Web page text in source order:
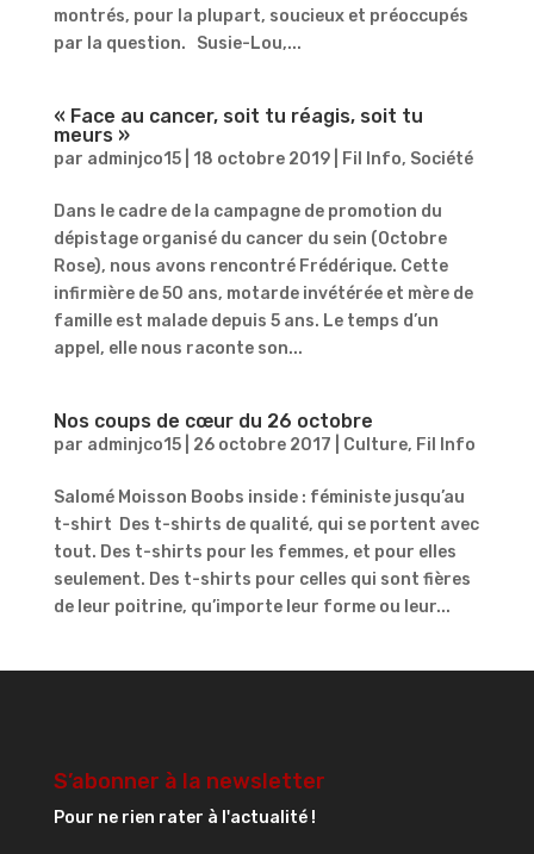
montrés, pour la plupart, soucieux et préoccupés
par la question. Susie-Lou,...
« Face au cancer, soit tu réagis, soit tu
meurs »
par adminjco15| 18 octobre 2019| Fil Info, Société
Dans le cadre de la campagne de promotion du
dépistage organisé du cancer du sein (Octobre
Rose), nous avons rencontré Frédérique. Cette
infirmière de 50 ans, motarde invétérée et mère de
famille est malade depuis 5 ans. Le temps d’un
appel, elle nous raconte son...
Nos coups de cœur du 26 octobre
par adminjco15| 26 octobre 2017 Culture, Fil Info
Salomé Moisson Boobs inside : féministe jusqu’au
t-shirt Des t-shirts de qualité, qui se portent avec
tout. Des t-shirts pour les femmes, et pour elles
seulement. Des t-shirts pour celles qui sont fières
de leur poitrine, qu’importe leur forme ou leur...
S’abonner à la newsletter
Pour ne rien rater à l'actualité !